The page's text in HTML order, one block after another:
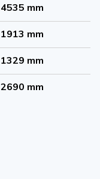
4535 mm
1913 mm
1329 mm
2690 mm